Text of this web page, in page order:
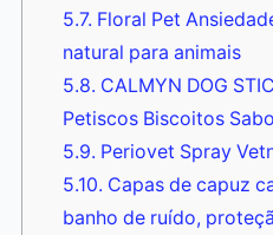
5.7. Floral Pet
natural para animais
5.8. CALMYN DOG
Petiscos Biscoitos
5.9. Periovet Spray
5.10. Capas de capuz
banho de ruído,